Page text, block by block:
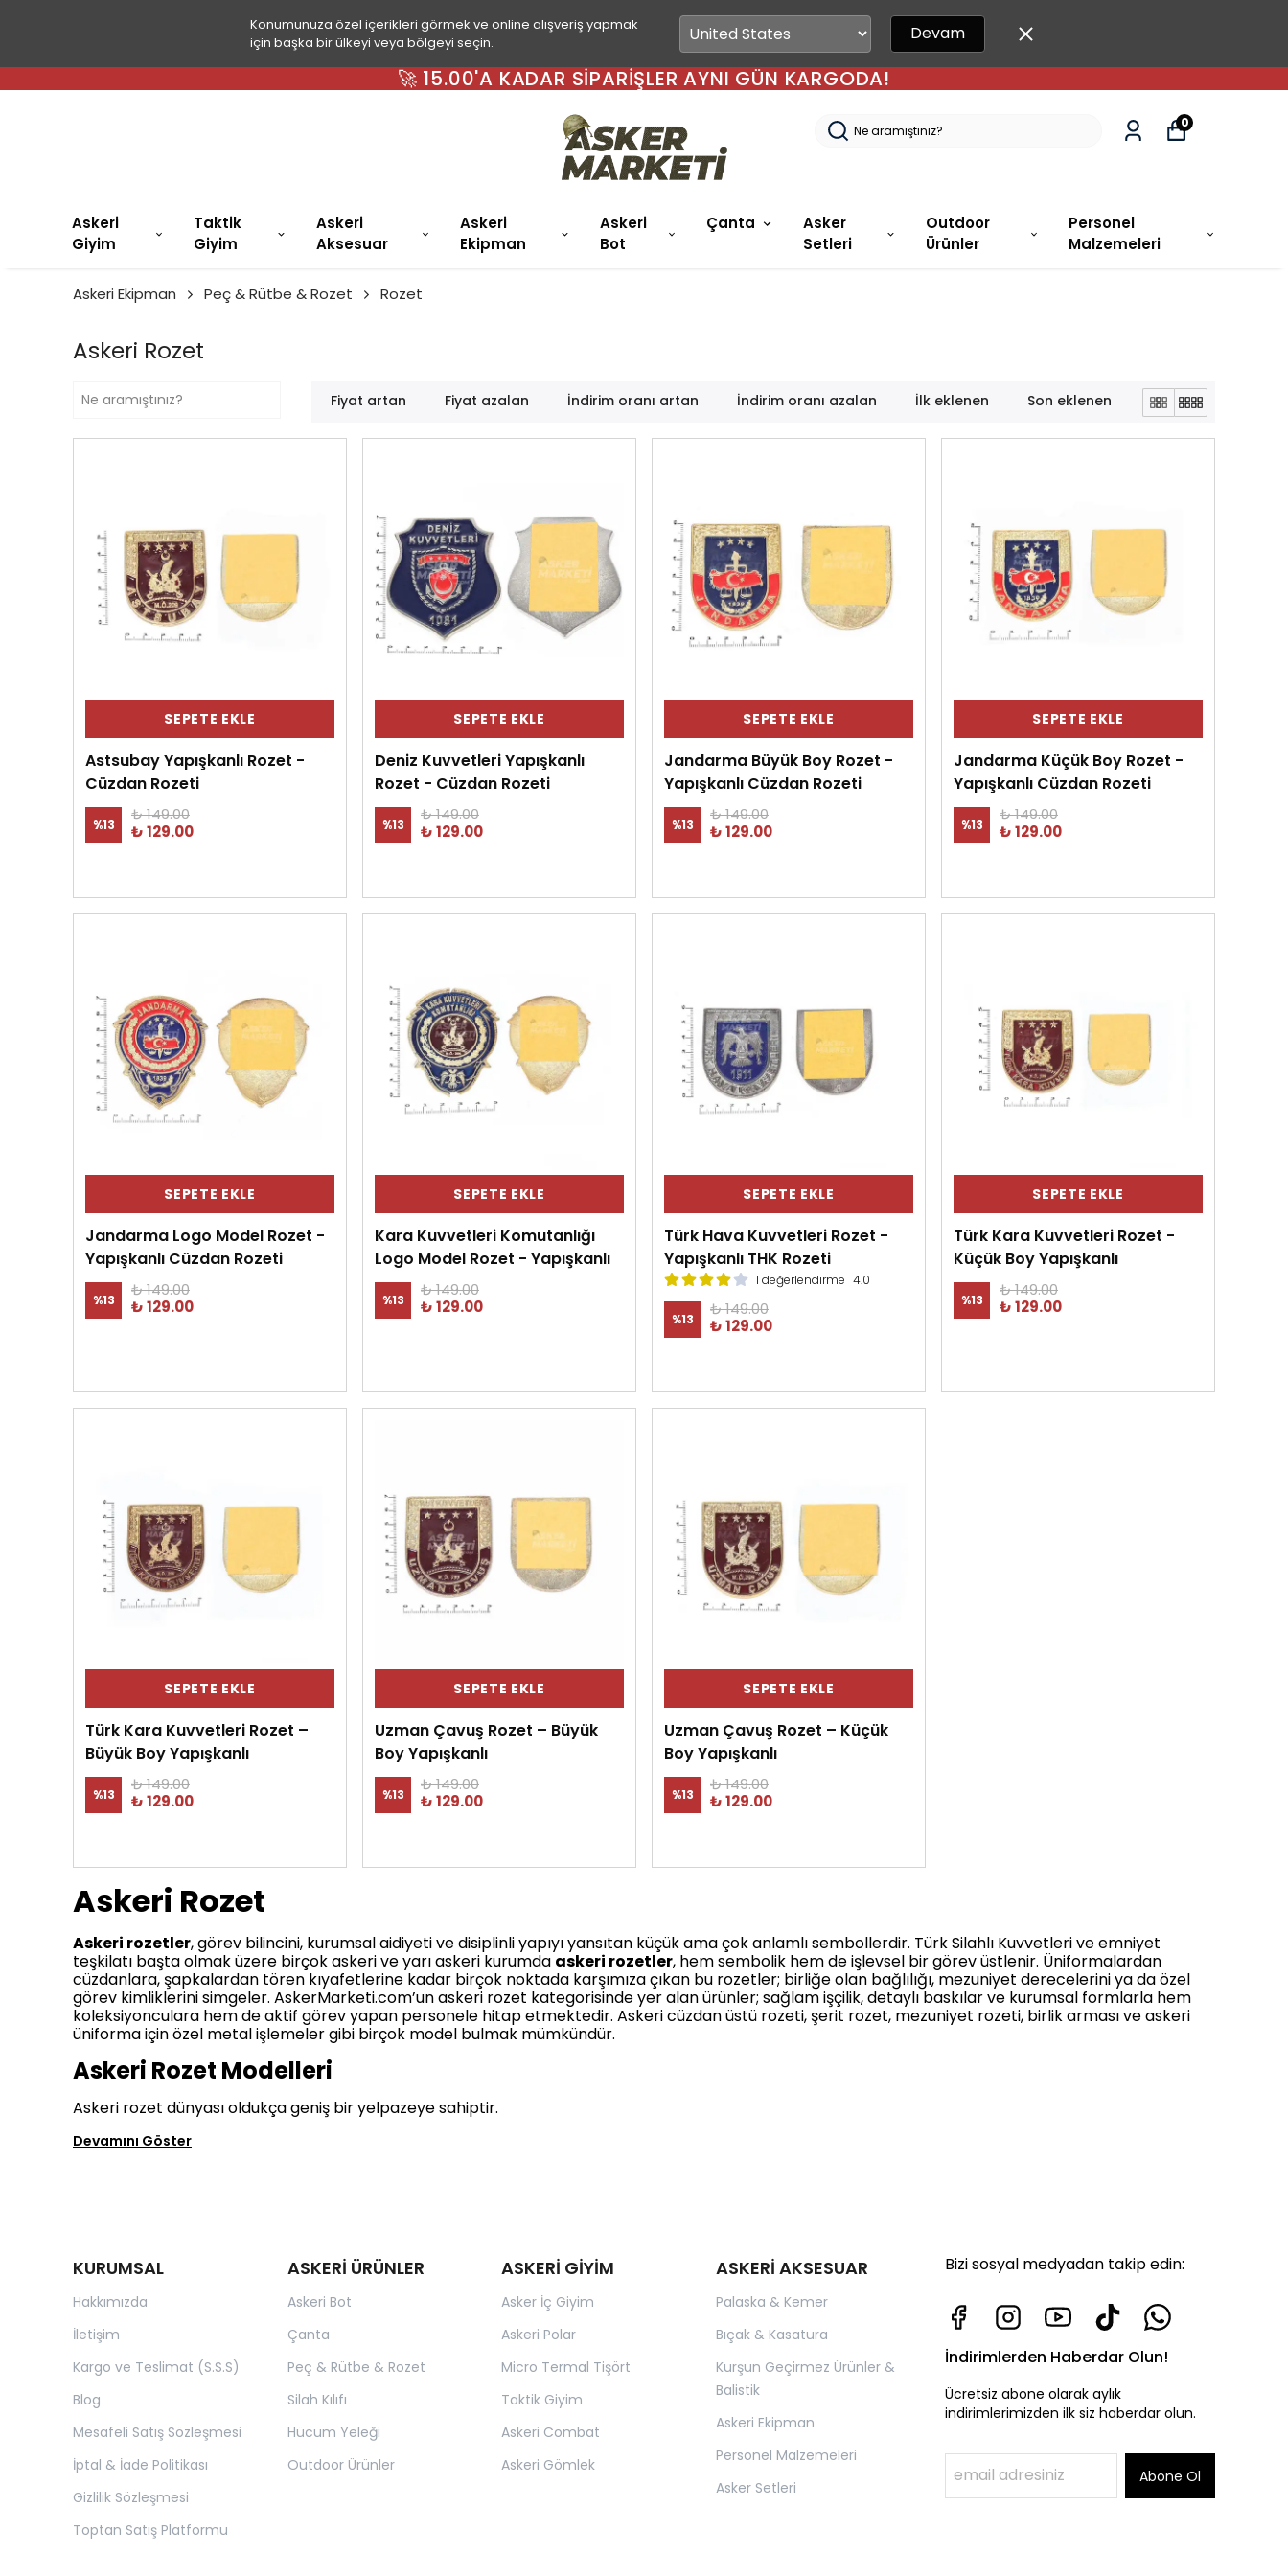
Konumunuza özel içerikleri görmek ve online alışveriş yapmak
için başka bir ülkeyi veya bölgeyi seçin.
Devam
🚀 15.00'A KADAR SIPARIŞLER AYNI GÜN KARGODA!
Askeri
Giyim
Taktik
Giyim
Askeri
Aksesuar
Askeri
Ekipman
Askeri
Bot
Çanta
Asker
Setleri
Outdoor
Ürünler
Personel
Malzemeleri
0
Askeri Ekipman Peç & Rütbe & Rozet Rozet
Askeri Rozet
Fiyat artan Fiyat azalan İndirim oranı artan İndirim oranı azalan İlk eklenen Son eklenen
SEPETE EKLE
Astsubay Yapışkanlı Rozet -
Cüzdan Rozeti
%13
₺ 149.00
₺ 129.00
SEPETE EKLE
Deniz Kuvvetleri Yapışkanlı
Rozet - Cüzdan Rozeti
%13
₺ 149.00
₺ 129.00
SEPETE EKLE
Jandarma Büyük Boy Rozet -
Yapışkanlı Cüzdan Rozeti
%13
₺ 149.00
₺ 129.00
SEPETE EKLE
Jandarma Küçük Boy Rozet -
Yapışkanlı Cüzdan Rozeti
%13
₺ 149.00
₺ 129.00
SEPETE EKLE
Jandarma Logo Model Rozet -
Yapışkanlı Cüzdan Rozeti
%13
₺ 149.00
₺ 129.00
SEPETE EKLE
Kara Kuvvetleri Komutanlığı
Logo Model Rozet - Yapışkanlı
%13
₺ 149.00
₺ 129.00
SEPETE EKLE
Türk Hava Kuvvetleri Rozet -
Yapışkanlı THK Rozeti
1 değerlendirme 4.0
%13
₺ 149.00
₺ 129.00
SEPETE EKLE
Türk Kara Kuvvetleri Rozet -
Küçük Boy Yapışkanlı
%13
₺ 149.00
₺ 129.00
SEPETE EKLE
Türk Kara Kuvvetleri Rozet –
Büyük Boy Yapışkanlı
%13
₺ 149.00
₺ 129.00
SEPETE EKLE
Uzman Çavuş Rozet – Büyük
Boy Yapışkanlı
%13
₺ 149.00
₺ 129.00
SEPETE EKLE
Uzman Çavuş Rozet – Küçük
Boy Yapışkanlı
%13
₺ 149.00
₺ 129.00
Askeri Rozet
Askeri rozetler, görev bilincini, kurumsal aidiyeti ve disiplinli yapıyı yansıtan küçük ama çok anlamlı sembollerdir. Türk Silahlı Kuvvetleri ve emniyet
teşkilatı başta olmak üzere birçok askeri ve yarı askeri kurumda askeri rozetler, hem sembolik hem de işlevsel bir görev üstlenir. Üniformalardan
cüzdanlara, şapkalardan tören kıyafetlerine kadar birçok noktada karşımıza çıkan bu rozetler; birliğe olan bağlılığı, mezuniyet derecelerini ya da özel
görev kimliklerini simgeler. AskerMarketi.com’un askeri rozet kategorisinde yer alan ürünler; sağlam işçilik, detaylı baskılar ve kurumsal formlarla hem
koleksiyonculara hem de aktif görev yapan personele hitap etmektedir. Askeri cüzdan üstü rozeti, şerit rozet, mezuniyet rozeti, birlik arması ve askeri
üniforma için özel metal işlemeler gibi birçok model bulmak mümkündür.
Askeri Rozet Modelleri
Askeri rozet dünyası oldukça geniş bir yelpazeye sahiptir.
Devamını Göster
KURUMSAL
Hakkımızda
İletişim
Kargo ve Teslimat (S.S.S)
Blog
Mesafeli Satış Sözleşmesi
İptal & İade Politikası
Gizlilik Sözleşmesi
Toptan Satış Platformu
ASKERİ ÜRÜNLER
Askeri Bot
Çanta
Peç & Rütbe & Rozet
Silah Kılıfı
Hücum Yeleği
Outdoor Ürünler
ASKERİ GİYİM
Asker İç Giyim
Askeri Polar
Micro Termal Tişört
Taktik Giyim
Askeri Combat
Askeri Gömlek
ASKERİ AKSESUAR
Palaska & Kemer
Bıçak & Kasatura
Kurşun Geçirmez Ürünler &
Balistik
Askeri Ekipman
Personel Malzemeleri
Asker Setleri
Bizi sosyal medyadan takip edin:
İndirimlerden Haberdar Olun!
Ücretsiz abone olarak aylık
indirimlerimizden ilk siz haberdar olun.
Abone Ol